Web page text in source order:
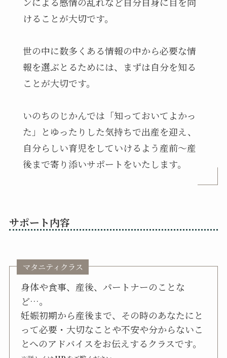
けることが大切です。
世の中に数多くある情報の中から必要な情
報を選ぶとるためには、まずは自分を知る
ことが大切です。
いのちのじかんでは「知っておいてよかっ
た」とゆったりした気持ちで出産を迎え、
自分らしい育児をしていけるよう産前〜産
後まで寄り添いサポートをいたします。
サポート内容
マタニティクラス
身体や食事、産後、パートナーのことな
ど…。
妊娠初期から産後まで、その時のあなたにと
って必要・大切なことや不安や分からないこ
とへのアドバイスをお伝えするクラスです。